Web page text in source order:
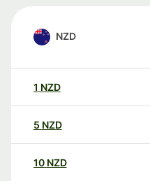
NZD
1 NZD
5 NZD
10 NZD